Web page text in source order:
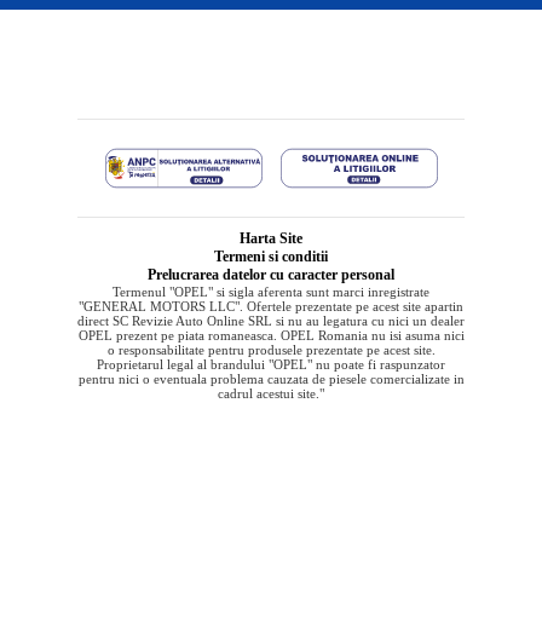
Harta Site
Termeni si conditii
Prelucrarea datelor cu caracter personal
Termenul "OPEL" si sigla aferenta sunt marci inregistrate
"GENERAL MOTORS LLC". Ofertele prezentate pe acest site apartin
direct SC Revizie Auto Online SRL si nu au legatura cu nici un dealer
OPEL prezent pe piata romaneasca. OPEL Romania nu isi asuma nici
o responsabilitate pentru produsele prezentate pe acest site.
Proprietarul legal al brandului "OPEL" nu poate fi raspunzator
pentru nici o eventuala problema cauzata de piesele comercializate in
cadrul acestui site."